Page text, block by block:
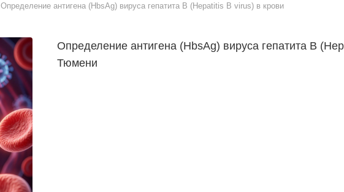
Определение антигена (HbsAg) вируса гепатита В (Hepatitis В virus) в крови
Определение антигена (HbsAg) вируса гепатита В
Тюмени